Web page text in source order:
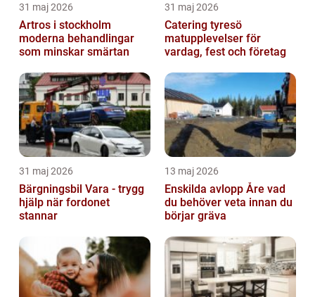
31 maj 2026
Artros i stockholm
moderna behandlingar
som minskar smärtan
31 maj 2026
Catering tyresö
matupplevelser för
vardag, fest och företag
31 maj 2026
Bärgningsbil Vara - trygg
hjälp när fordonet
stannar
13 maj 2026
Enskilda avlopp Åre vad
du behöver veta innan du
börjar gräva